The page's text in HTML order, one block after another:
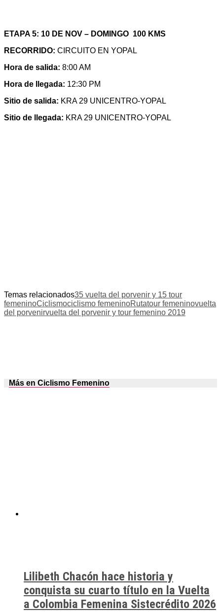
ETAPA 5: 10 DE NOV – DOMINGO 100 KMS
RECORRIDO: CIRCUITO EN YOPAL
Hora de salida: 8:00 AM
Hora de llegada: 12:30 PM
Sitio de salida: KRA 29 UNICENTRO-YOPAL
Sitio de llegada: KRA 29 UNICENTRO-YOPAL
Temas relacionados35 vuelta del porvenir y 15 tour
femeninoCiclismociclismo femeninoRutatour femeninovuelta
del porvenirvuelta del porvenir y tour femenino 2019
Más en Ciclismo Femenino
Lilibeth Chacón hace historia y
conquista su cuarto título en la Vuelta
a Colombia Femenina Sistecrédito 2026